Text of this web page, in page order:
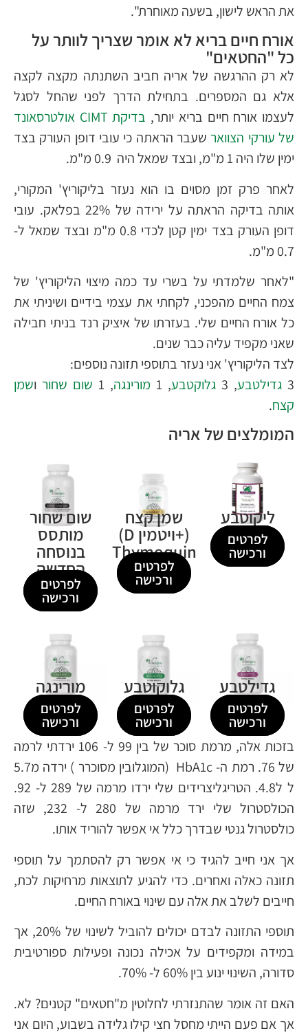
את הראש לישון, בשעה מאוחרת".
אורח חיים בריא לא אומר שצריך לוותר על
כל "החטאים"
לא רק ההרגשה של אריה חביב השתנתה מקצה לקצה
אלא גם המספרים. בתחילת הדרך לפני שהחל לסגל
לעצמו אורח חיים בריא יותר,
בדיקת CIMT אולטרסאונד
של עורקי הצווארשעבר הראתה כי עובי דופן העורק בצד
ימין שלו היה 1 מ"מ, ובצד שמאל היה 0.9 מ"מ.
לאחר פרק זמן מסוים בו הוא נעזר בליקוריץ' המקורי,
אותה בדיקה הראתה על ירידה של 22% בפלאק. עובי
דופן העורק בצד ימין קטן לכדי 0.8 מ"מ ובצד שמאל ל-
0.7 מ"מ.
"לאחר שלמדתי על בשרי עד כמה מיצוי הליקוריץ' של
צמח החיים מהפכני, לקחתי את עצמי בידיים ושיניתי את
כל אורח החיים שלי. בעזרתו של איציק רנד בניתי חבילה
שאני מקפיד עליה כבר שנים.
לצד הליקוריץ' אני נעזר בתוספי תזונה נוספים:
3 גדילטבע, 3 גלוקטבע, 1 מורינגה, 1 שום שחור ושמן
קצח.
המומלצים של אריה
ליקוטבע
לפרטים
ורכישה
שמן קצח
(+ויטמין D)
Thymoquin
3%
לפרטים
ורכישה
שום שחור
מותסס
בנוסחה
החדשה
לפרטים
ורכישה
גדילטבע
לפרטים
ורכישה
גלוקוטבע
לפרטים
ורכישה
מורינגה
לפרטים
ורכישה
בזכות אלה, מרמת סוכר של בין 99 ל- 106 ירדתי לרמה
של 76. רמת ה- HbA1c (המוגלובין מסוכרר ) ירדה מ5.7
ל ל4.8. הטריגליצרידים שלי ירדו מרמה של 289 ל- 92.
הכולסטרול שלי ירד מרמה של 280 ל- 232, שזה
כולסטרול גנטי שבדרך כלל אי אפשר להוריד אותו.
אך אני חייב להגיד כי אי אפשר רק להסתמך על תוספי
תזונה כאלה ואחרים. כדי להגיע לתוצאות מרחיקות לכת,
חייבים לשלב את אלה עם שינוי באורח החיים.
תוספי התזונה לבדם יכולים להוביל לשינוי של 20%, אך
במידה ומקפידים על אכילה נכונה ופעילות ספורטיבית
סדורה, השינוי ינוע בין 60% ל- 70%.
האם זה אומר שהתנזרתי לחלוטין מ"חטאים" קטנים? לא.
אך אם פעם הייתי מחסל חצי קילו גלידה בשבוע, היום אני